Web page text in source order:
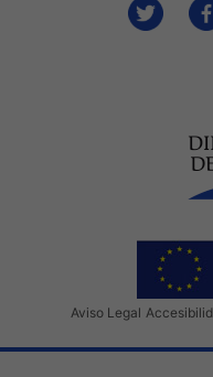
Aviso Legal